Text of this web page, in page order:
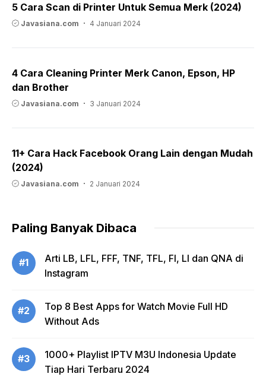
5 Cara Scan di Printer Untuk Semua Merk (2024)
Javasiana.com 4 Januari 2024
4 Cara Cleaning Printer Merk Canon, Epson, HP
dan Brother
Javasiana.com 3 Januari 2024
11+ Cara Hack Facebook Orang Lain dengan Mudah
(2024)
Javasiana.com 2 Januari 2024
Paling Banyak Dibaca
#1
Arti LB, LFL, FFF, TNF, TFL, FI, LI dan QNA di
Instagram
#2
Top 8 Best Apps for Watch Movie Full HD
Without Ads
#3
1000+ Playlist IPTV M3U Indonesia Update
Tiap Hari Terbaru 2024